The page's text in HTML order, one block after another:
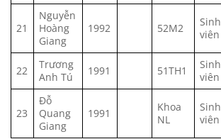
21
Nguyễn
Hoàng
Giang
1992 52M2
Sinh
viên
22
Trương
Anh Tú
1991 51TH1
Sinh
viên
23
Đỗ
Quang
Giang
1991
Khoa
NL
Sinh
viên